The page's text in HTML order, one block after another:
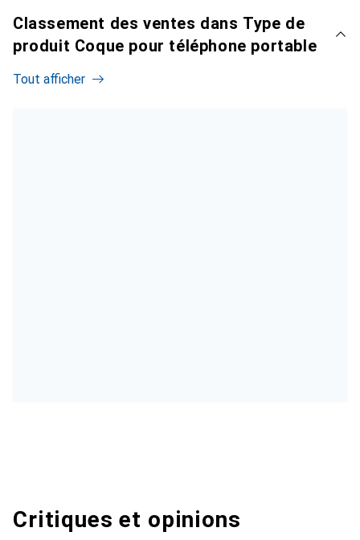
Classement des ventes dans Type de
produit Coque pour téléphone portable
Tout afficher
Critiques et opinions